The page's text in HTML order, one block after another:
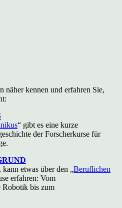
näher kennen und erfahren Sie,
“ gibt es eine kurze
der Forscherkurse für
etwas über den „Beruflichen
erfahren: Vom
Robotik bis zum